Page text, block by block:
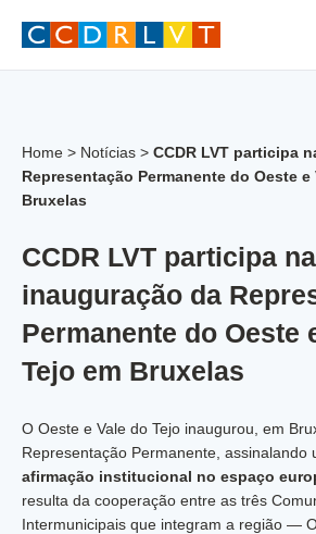
Home > Notícias > CCDR LVT participa
Representação Permanente do Oeste e
Bruxelas
CCDR LVT participa na
inauguração da
Permanente do Oeste
Tejo em Bruxelas
O Oeste e Vale do Tejo inaugurou, em
Representação Permanente, assinalando
afirmação institucional no espaço
resulta da cooperação entre as três
Intermunicipais que integram a região —